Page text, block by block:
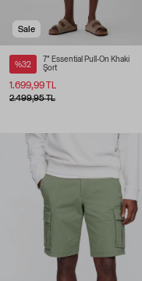
Sale
%32
7" Essential Pull-On Khaki
Şort
1.699,99 TL
2.499,95 TL